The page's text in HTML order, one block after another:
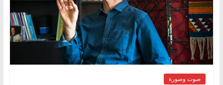
صوت وصورة